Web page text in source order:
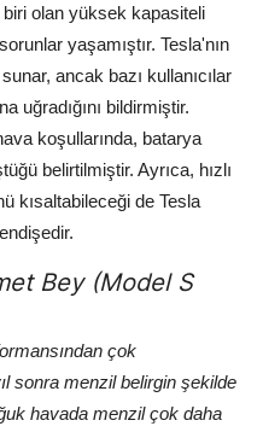
olan yüksek kapasiteli
yaşamıştır. Tesla'nın
ancak bazı kullanıcılar
uğradığını bildirmiştir.
koşullarında, batarya
belirtilmiştir. Ayrıca, hızlı
kısaltabileceği de Tesla
Bey (Model S
çok
sonra menzil belirgin şekilde
havada menzil çok daha